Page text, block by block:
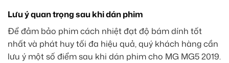
Lưu ý quan trọng sau khi dán phim
Để đảm bảo phim cách nhiệt đạt độ bám dính tốt
nhất và phát huy tối đa hiệu quả, quý khách hàng cần
lưu ý một số điểm sau khi dán phim cho MG MG5 2019.